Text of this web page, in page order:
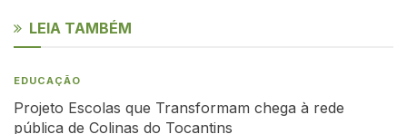
LEIA TAMBÉM
EDUCAÇÃO
Projeto Escolas que Transformam chega à rede
pública de Colinas do Tocantins